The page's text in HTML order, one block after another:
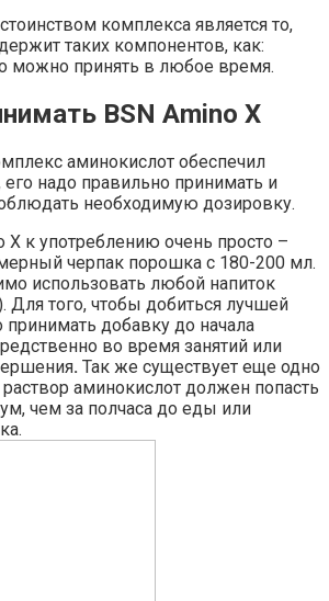
комплекса является то,
таких компонентов, как:
можно принять в любое время.
BSN Amino X
аминокислот обеспечил
надо правильно принимать и
необходимую дозировку.
X к употреблению очень просто –
черпак порошка с 180-200 мл.
использовать любой напиток
Для того, чтобы добиться лучшей
добавку до начала
во время занятий или
. Так же существует еще одно
аминокислот должен попасть
чем за полчаса до еды или